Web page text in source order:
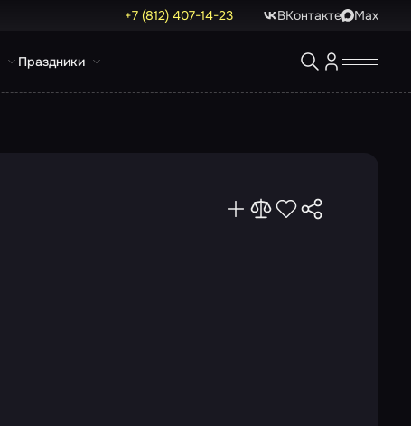
+7 (812) 407-14-23 ВКонтакте Max
Праздники